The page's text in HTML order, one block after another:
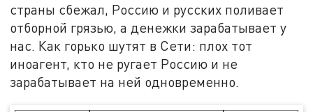
страны сбежал, Россию и русских поливает
отборной грязью, а денежки зарабатывает у
нас. Как горько шутят в Сети: плох тот
иноагент, кто не ругает Россию и не
зарабатывает на ней одновременно.